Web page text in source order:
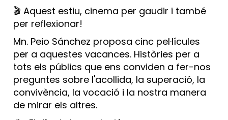
🎬 Aquest estiu, cinema per gaudir i també
per reflexionar!
Mn. Peio Sánchez proposa cinc pel·lícules
per a aquestes vacances. Històries per a
tots els públics que ens conviden a fer-nos
preguntes sobre l'acollida, la superació, la
convivència, la vocació i la nostra manera
de mirar els altres.